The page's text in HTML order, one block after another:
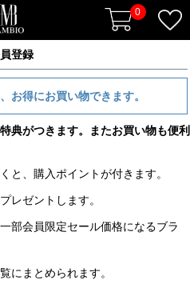
0
登録
お得にお買い物できます。
典がつきます。またお買い物も便利
と、購入ポイントが付きます。
レゼントします。
部会員限定セール価格になるブラ
にまとめられます。